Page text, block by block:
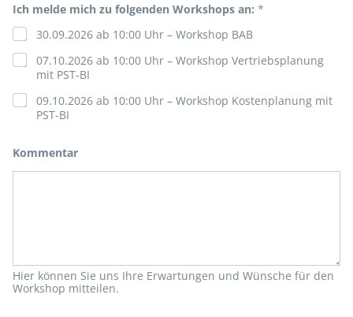
T
e
l
e
f
n
W
s
h
Ich melde mich zu folgenden Workshops an: *
30.09.2026 ab 10:00 Uhr – Workshop BAB
07.10.2026 ab 10:00 Uhr – Workshop Vertriebsplanung
mit PST-BI
09.10.2026 ab 10:00 Uhr – Workshop Kostenplanung mit
PST-BI
Kommentar
Hier können Sie uns Ihre Erwartungen und Wünsche für den
Workshop mitteilen.